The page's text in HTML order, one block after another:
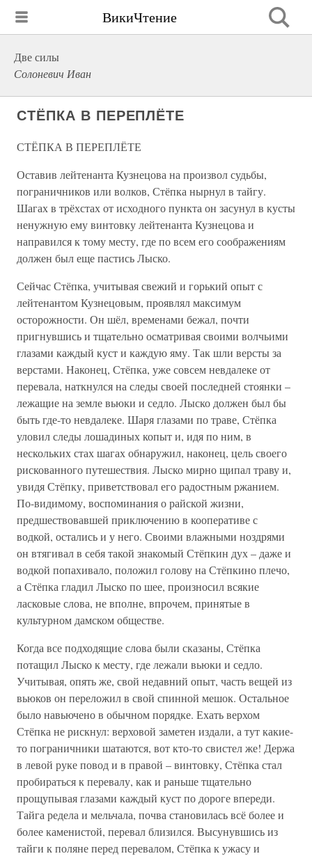
ВикиЧтение
Две силы
Солоневич Иван
СТЁПКА В ПЕРЕПЛЁТЕ
СТЁПКА В ПЕРЕПЛЁТЕ
Оставив лейтенанта Кузнецова на произвол судьбы,
пограничников или волков, Стёпка нырнул в тайгу.
Шагах в трёхстах от исходного пункта он засунул в кусты
ненужную ему винтовку лейтенанта Кузнецова и
направился к тому месту, где по всем его соображениям
должен был еще пастись Лыско.
Сейчас Стёпка, учитывая свежий и горький опыт с
лейтенантом Кузнецовым, проявлял максимум
осторожности. Он шёл, временами бежал, почти
пригнувшись и тщательно осматривая своими волчьими
глазами каждый куст и каждую яму. Так шли версты за
верстами. Наконец, Стёпка, уже совсем невдалеке от
перевала, наткнулся на следы своей последней стоянки –
лежащие на земле вьюки и седло. Лыско должен был бы
быть где-то невдалеке. Шаря глазами по траве, Стёпка
уловил следы лошадиных копыт и, идя по ним, в
нескольких стах шагах обнаружил, наконец, цель своего
рискованного путешествия. Лыско мирно щипал траву и,
увидя Стёпку, приветствовал его радостным ржанием.
По-видимому, воспоминания о райской жизни,
предшествовавшей приключению в кооперативе с
водкой, остались и у него. Своими влажными ноздрями
он втягивал в себя такой знакомый Стёпкин дух – даже и
водкой попахивало, положил голову на Стёпкино плечо,
а Стёпка гладил Лыско по шее, произносил всякие
ласковые слова, не вполне, впрочем, принятые в
культурном дамском обществе.
Когда все подходящие слова были сказаны, Стёпка
потащил Лыско к месту, где лежали вьюки и седло.
Учитывая, опять же, свой недавний опыт, часть вещей из
вьюков он переложил в свой спинной мешок. Остальное
было навьючено в обычном порядке. Ехать верхом
Стёпка не рискнул: верховой заметен издали, а тут какие-
то пограничники шатаются, вот кто-то свистел же! Держа
в левой руке повод и в правой – винтовку, Стёпка стал
пробираться к перевалу, как и раньше тщательно
прощупывая глазами каждый куст по дороге впереди.
Тайга редела и мельчала, почва становилась всё более и
более каменистой, перевал близился. Высунувшись из
тайги к поляне перед перевалом, Стёпка к ужасу и